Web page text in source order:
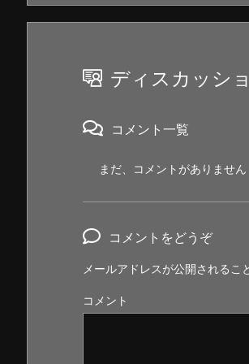
ディスカッシ
コメント一覧
まだ、コメントがありません
コメントをどうぞ
メールアドレスが公開されるこ
コメント